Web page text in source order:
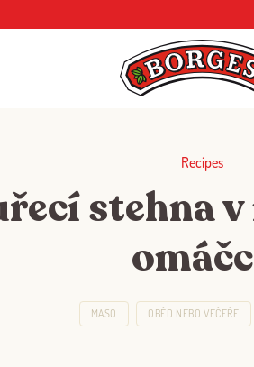
Recipes
stehna
MASO OBĚD NEBO VEČEŘE